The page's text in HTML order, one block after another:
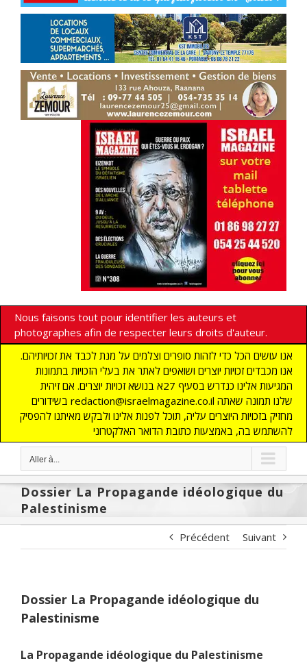
Nous faisons tout pour identifier les auteurs et
photographes afin de respecter leurs droits d'auteur.
אנו עושים הכל כדי לזהות סופרים וצלמים על מנת לכבד את זכויותיהם.
אנו מכבדים זכויות יוצרים ושואפים לאתר את בעלי הזכויות בתמונות
המגיעות אלינו כנדרש בסעיף 27א בנושא זכויות יוצרים. אם זיהית
בשידורים redaction@israelmagazine.co.il שלנו תמונה שאתה
מחזיק בזכויות היוצרים עליה, תוכל לפנות אלינו ולבקש מאיתנו להפסיק
להשתמש בה, באמצעות כתובת הדואר האלקטרוני
Aller à...
Dossier La Propagande idéologique du
Palestinisme
Précédent Suivant
Dossier La Propagande idéologique du
Palestinisme
La Propagande idéologique du Palestinisme